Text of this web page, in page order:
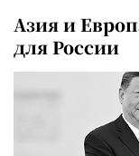
Азия и
для России